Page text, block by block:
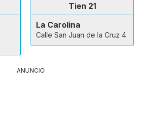
Tien 21
La Carolina
Calle San Juan de la Cruz 4
ANUNCIO